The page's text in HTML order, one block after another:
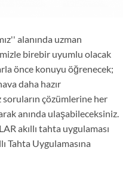
alanında uzman
birebir uyumlu olacak
önce konuyu öğrenecek;
daha hazır
çözümlerine her
anında ulaşabileceksiniz.
akıllı tahta uygulaması
Tahta Uygulamasına